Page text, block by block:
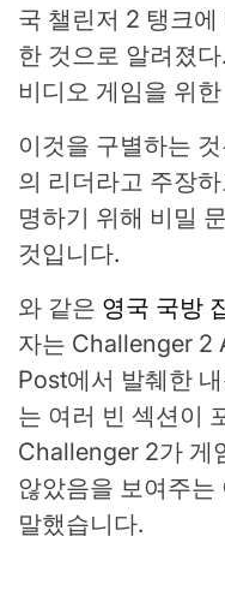
국 챌린저 2 탱크
한 것으로 알려졌
비디오 게임을 위
이것을 구별하는
의 리더라고 주장
명하기 위해 비밀
것입니다.
와 같은
자는 Challenger 2
Post에서 발췌한
는 여러 빈 섹션이
Challenger 2가 게
않았음을 보여주는
말했습니다.